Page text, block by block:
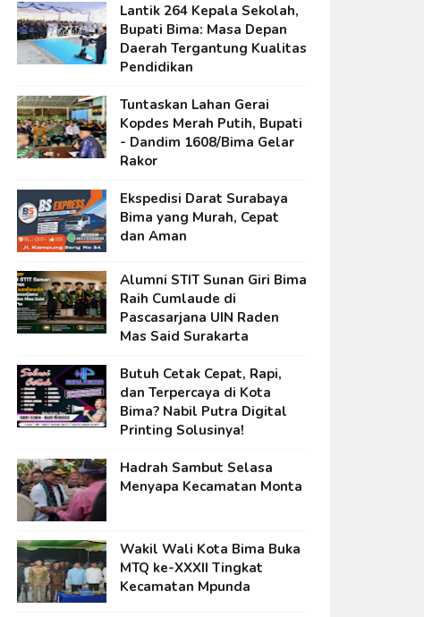
Lantik 264 Kepala Sekolah,
Bupati Bima: Masa Depan
Daerah Tergantung Kualitas
Pendidikan
Tuntaskan Lahan Gerai
Kopdes Merah Putih, Bupati
- Dandim 1608/Bima Gelar
Rakor
Ekspedisi Darat Surabaya
Bima yang Murah, Cepat
dan Aman
Alumni STIT Sunan Giri Bima
Raih Cumlaude di
Pascasarjana UIN Raden
Mas Said Surakarta
Butuh Cetak Cepat, Rapi,
dan Terpercaya di Kota
Bima? Nabil Putra Digital
Printing Solusinya!
Hadrah Sambut Selasa
Menyapa Kecamatan Monta
Wakil Wali Kota Bima Buka
MTQ ke-XXXII Tingkat
Kecamatan Mpunda